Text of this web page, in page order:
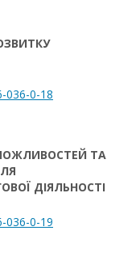
036-0-18
ТА
ДІЯЛЬНОСТІ
036-0-19